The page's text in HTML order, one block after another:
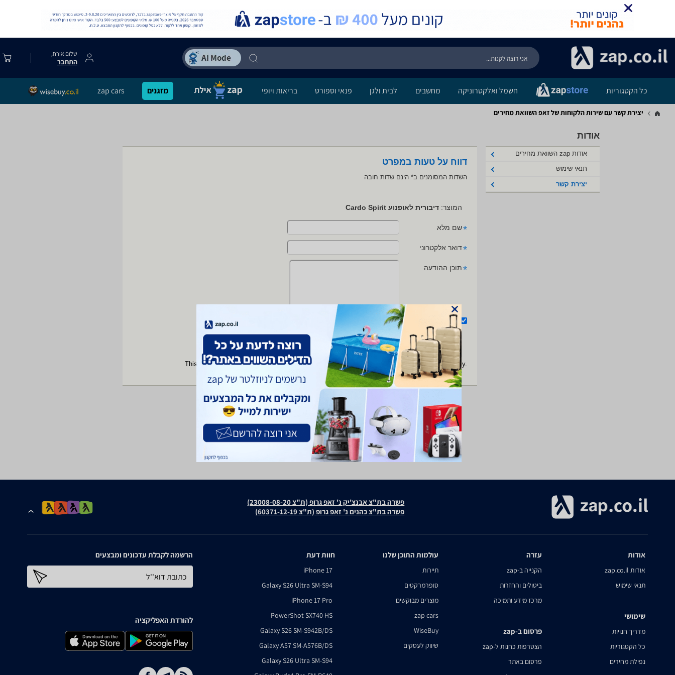
שלום אורח,
התחבר
כל הקטגוריות חשמל ואלקטרוניקה מחשבים לבית ולגן פנאי וספורט בריאות ויופי מזגנים zap cars
יצירת קשר עם שירות הלקוחות של זאפ השוואת מחירים
אודות
אודות zap השוואת מחירים
תנאי שימוש
יצירת קשר
דווח על טעות במפרט
השדות המסומנים ב* הינם שדות חובה
המוצר: דיבורית לאופנוע Cardo Spirit
*שם מלא
*דואר אלקטרוני
*תוכן ההודעה
אני מאשר/ת את תנאי השימוש מדיניות הפרטיות
This site is protected by reCAPTCHA and the GooglePrivacy Policy and Terms of Serviceapply.
פשרה בת"צ אבנצ'יק נ' זאפ גרופ (ת"צ 23008-08-20)
פשרה בת"צ כהנים נ' זאפ גרופ (ת"צ 60371-12-19)
אודות
אודות zap.co.il
תנאי שימוש
שימושי
מדריך חנויות
כל הקטגוריות
נפילת מחירים
עזרה
הקנייה ב-zap
ביטולים והחזרות
מרכז מידע ותמיכה
פרסום ב-zap
הצטרפות כחנות ל-zap
פרסום באתר
עולמות התוכן שלנו
תיירות
סופרמרקטים
מוצרים מבוקשים
zap cars
WiseBuy
שיווק לעסקים
חוות דעת
iPhone 17
Galaxy S26 Ultra SM-S94
iPhone 17 Pro
PowerShot SX740 HS
Galaxy S26 SM-S942B/DS
Galaxy A57 SM-A576B/DS
Galaxy S26 Ultra SM-S94
הרשמה לקבלת עדכונים ומבצעים
כתובת דוא''ל
להורדת האפליקציה